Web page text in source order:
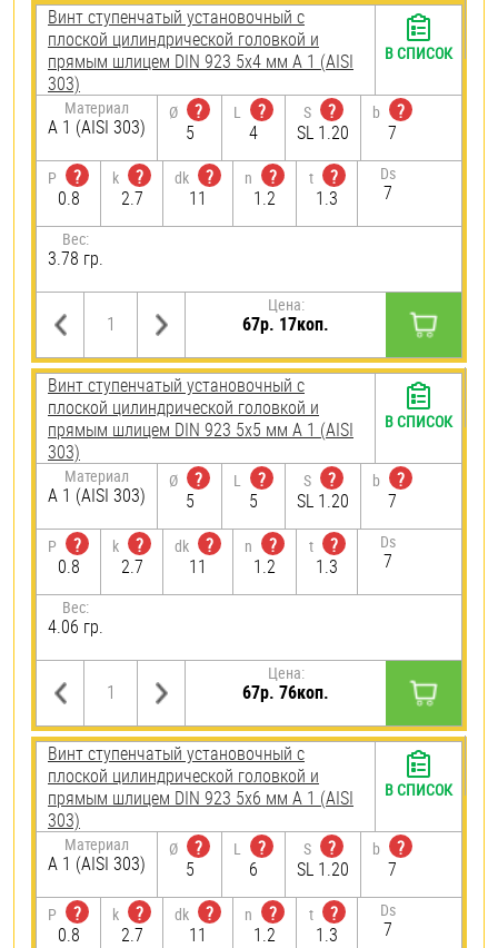
Винт ступенчатый установочный с
плоской цилиндрической головкой и
прямым шлицем DIN 923 5х4 мм А 1 (AISI
303)
Материал
А 1 (AISI 303)
Ø
?
5
L
?
4
S
?
SL 1.20
b
?
7
P
?
0.8
k
?
2.7
dk
?
11
n
?
1.2
t
?
1.3
Ds
7
Вес:
3.78 гр.
Цена:
67р. 17коп.
В СПИСОК
Винт ступенчатый установочный с
плоской цилиндрической головкой и
прямым шлицем DIN 923 5х5 мм А 1 (AISI
303)
Материал
А 1 (AISI 303)
Ø
?
5
L
?
5
S
?
SL 1.20
b
?
7
P
?
0.8
k
?
2.7
dk
?
11
n
?
1.2
t
?
1.3
Ds
7
Вес:
4.06 гр.
Цена:
67р. 76коп.
В СПИСОК
Винт ступенчатый установочный с
плоской цилиндрической головкой и
прямым шлицем DIN 923 5х6 мм А 1 (AISI
303)
Материал
А 1 (AISI 303)
Ø
?
5
L
?
6
S
?
SL 1.20
b
?
7
P
?
0.8
k
?
2.7
dk
?
11
n
?
1.2
t
?
1.3
Ds
7
В СПИСОК